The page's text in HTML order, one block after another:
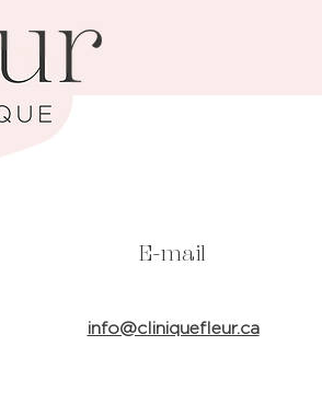
E-mail
info@cliniquefleur.ca